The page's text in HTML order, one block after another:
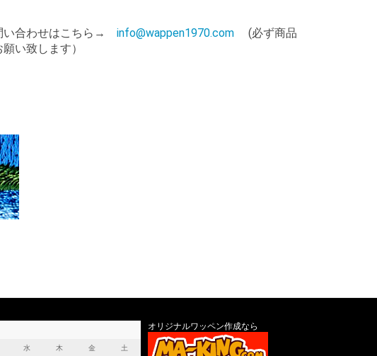
い合わせはこちら→ info@wappen1970.com (必ず商品
い致します）
水 木 金 土
オリジナルワッペン作成なら